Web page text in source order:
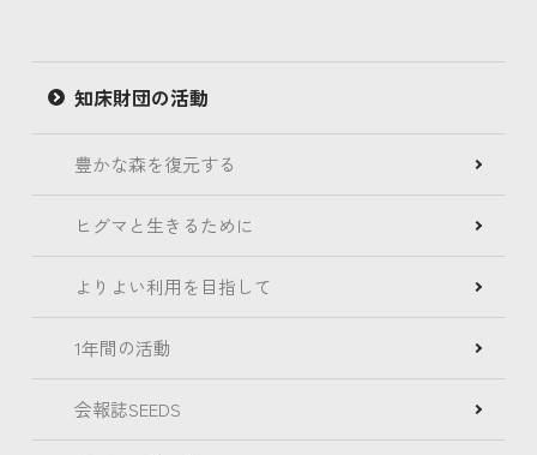
知床財団の活動
豊かな森を復元する
ヒグマと生きるために
よりよい利用を目指して
1年間の活動
会報誌SEEDS